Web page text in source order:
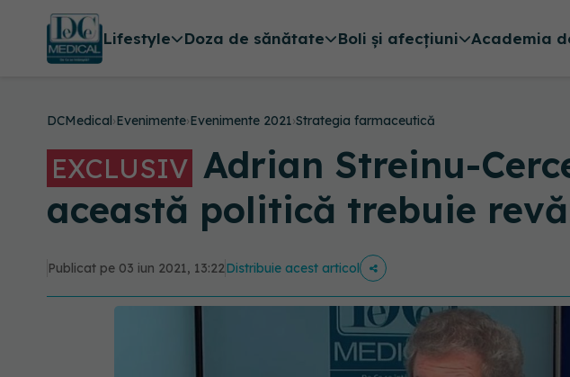
Lifestyle Doza de sănătate Boli și afecțiuni Academia
DCMedical›Evenimente›Evenimente 2021›Strategia farmaceutică
EXCLUSIV Adrian Streinu-
această politică trebuie
Publicat pe 03 iun 2021, 13:22Distribuie acest articol